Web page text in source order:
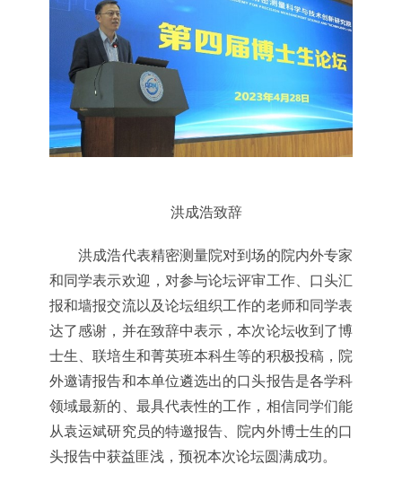
洪成浩致辞
洪成浩代表精密测量院对到场的院内外专家
和同学表示欢迎，对参与论坛评审工作、口头汇
报和墙报交流以及论坛组织工作的老师和同学表
达了感谢，并在致辞中表示，本次论坛收到了博
士生、联培生和菁英班本科生等的积极投稿，院
外邀请报告和本单位遴选出的口头报告是各学科
领域最新的、最具代表性的工作，相信同学们能
从袁运斌研究员的特邀报告、院内外博士生的口
头报告中获益匪浅，预祝本次论坛圆满成功。